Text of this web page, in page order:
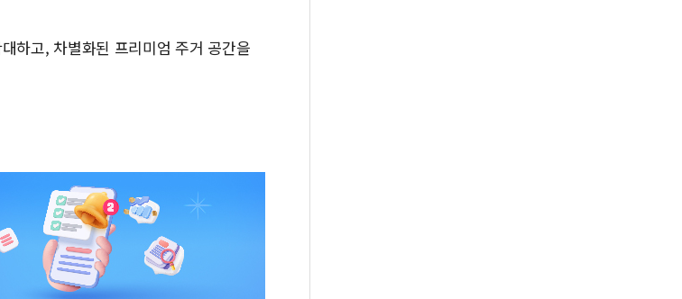
하고, 차별화된 프리미엄 주거 공간을